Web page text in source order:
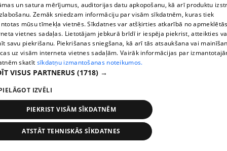
pirms 2 mēnešiem, 2 nedēļām 00:04:41
Pašmāju slavenības ļaujas sānslīdēm ar unikālu
13. epizode
un satura mērījumus, auditorijas datu apkopošanu, kā arī produktu
Zemāk sniedzam informāciju par visām sīkdatnēm, kuras tiek
mūsu tīmekļa vietnēs. Sīkdatnes var atšķirties atkarībā no
vietnes sadaļas. Lietotājam jebkurā brīdī ir iespēja piekrist, atteikties
savu piekrišanu. Piekrišanas sniegšana, kā arī tās atsaukšana vai
uz visām interneta vietnes sadaļām. Vairāk informācijas par
skatīt sīkdatņu izmantošanas noteikumos.
VISUS PARTNERUS (1718) →
IZVĒLI
PIEKRIST VISĀM SĪKDATNĒM
ATSTĀT TEHNISKĀS SĪKDATNES